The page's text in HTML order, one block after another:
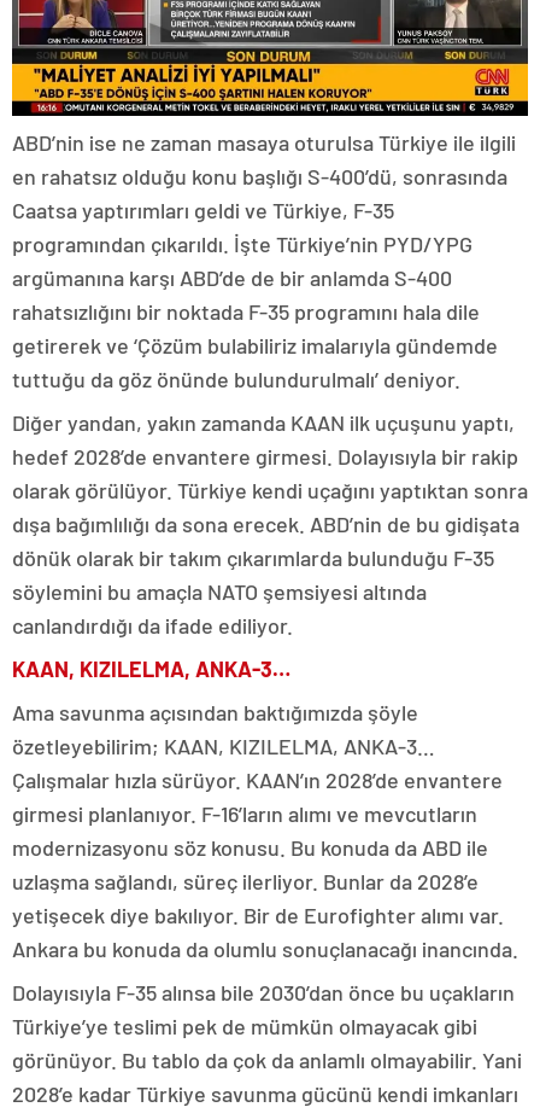
ABD’nin ise ne zaman masaya oturulsa Türkiye ile ilgili
en rahatsız olduğu konu başlığı S-400’dü, sonrasında
Caatsa yaptırımları geldi ve Türkiye, F-35
programından çıkarıldı. İşte Türkiye’nin PYD/YPG
argümanına karşı ABD’de de bir anlamda S-400
rahatsızlığını bir noktada F-35 programını hala dile
getirerek ve ‘Çözüm bulabiliriz imalarıyla gündemde
tuttuğu da göz önünde bulundurulmalı’ deniyor.
Diğer yandan, yakın zamanda KAAN ilk uçuşunu yaptı,
hedef 2028’de envantere girmesi. Dolayısıyla bir rakip
olarak görülüyor. Türkiye kendi uçağını yaptıktan sonra
dışa bağımlılığı da sona erecek. ABD’nin de bu gidişata
dönük olarak bir takım çıkarımlarda bulunduğu F-35
söylemini bu amaçla NATO şemsiyesi altında
canlandırdığı da ifade ediliyor.
KAAN, KIZILELMA, ANKA-3…
Ama savunma açısından baktığımızda şöyle
özetleyebilirim; KAAN, KIZILELMA, ANKA-3…
Çalışmalar hızla sürüyor. KAAN’ın 2028’de envantere
girmesi planlanıyor. F-16’ların alımı ve mevcutların
modernizasyonu söz konusu. Bu konuda da ABD ile
uzlaşma sağlandı, süreç ilerliyor. Bunlar da 2028’e
yetişecek diye bakılıyor. Bir de Eurofighter alımı var.
Ankara bu konuda da olumlu sonuçlanacağı inancında.
Dolayısıyla F-35 alınsa bile 2030’dan önce bu uçakların
Türkiye’ye teslimi pek de mümkün olmayacak gibi
görünüyor. Bu tablo da çok da anlamlı olmayabilir. Yani
2028’e kadar Türkiye savunma gücünü kendi imkanları